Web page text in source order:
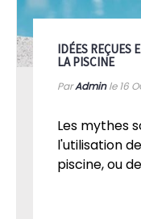
IDÉES REÇUES
LA PISCINE
ParAdminle 16
Les mythes
l'utilisation
piscine, ou